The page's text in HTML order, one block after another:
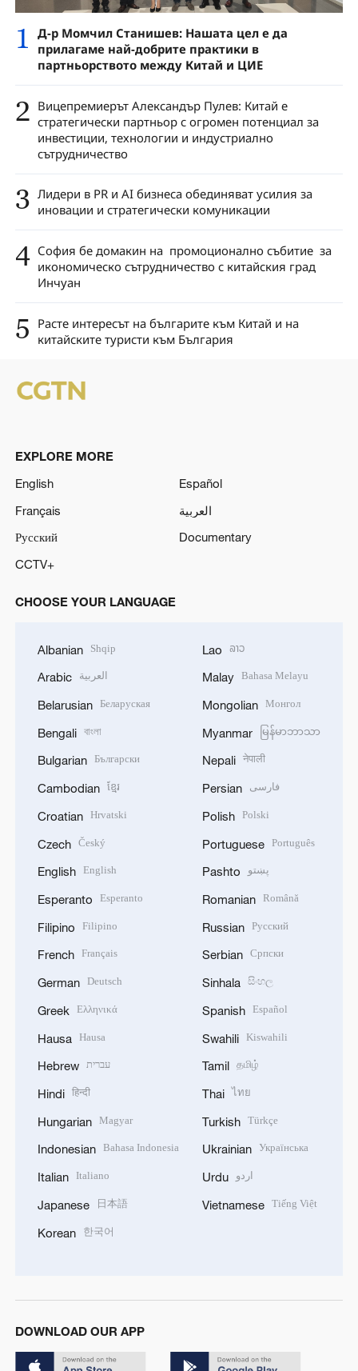
1
Д-р Момчил Станишев: Нашата цел е да
прилагаме най-добрите практики в
партньорството между Китай и ЦИЕ
2 Вицепремиерът Александър Пулев: Китай е
стратегически партньор с огромен потенциал за
инвестиции, технологии и индустриално
сътрудничество
3 Лидери в PR и AI бизнеса обединяват усилия за
иновации и стратегически комуникации
4 София бе домакин на промоционално събитие за
икономическо сътрудничество с китайския град
Инчуан
5 Расте интересът на българите към Китай и на
китайските туристи към България
EXPLORE MORE
English
Español
Français
العربية
Русский
Documentary
CCTV+
CHOOSE YOUR LANGUAGE
Albanian Shqip
Arabic العربية
Belarusian Беларуская
Bengali বাংলা
Bulgarian Български
Cambodian ខ្មែរ
Croatian Hrvatski
Czech Český
English English
Esperanto Esperanto
Filipino Filipino
French Français
German Deutsch
Greek Ελληνικά
Hausa Hausa
Hebrew עברית
Hindi हिन्दी
Hungarian Magyar
Indonesian Bahasa Indonesia
Italian Italiano
Japanese 日本語
Korean 한국어
Lao ລາວ
Malay Bahasa Melayu
Mongolian Монгол
Myanmar မြန်မာဘာသာ
Nepali नेपाली
Persian فارسی
Polish Polski
Portuguese Português
Pashto پښتو
Romanian Română
Russian Русский
Serbian Српски
Sinhala සිංහල
Spanish Español
Swahili Kiswahili
Tamil தமிழ்
Thai ไทย
Turkish Türkçe
Ukrainian Українська
Urdu اردو
Vietnamese Tiếng Việt
DOWNLOAD OUR APP